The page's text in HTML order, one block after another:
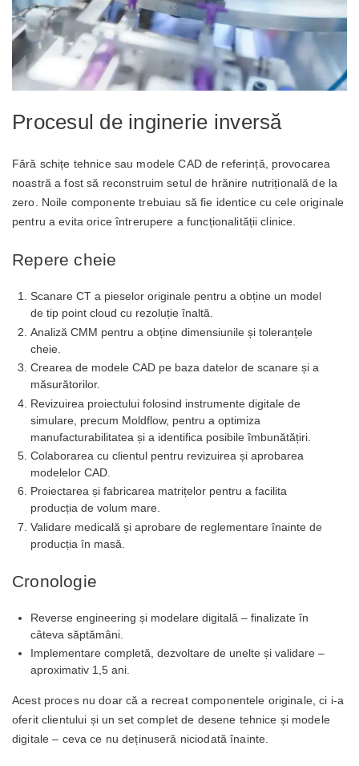
Procesul de inginerie inversă
Fără schițe tehnice sau modele CAD de referință, provocarea
noastră a fost să reconstruim setul de hrănire nutrițională de la
zero. Noile componente trebuiau să fie identice cu cele originale
pentru a evita orice întrerupere a funcționalității clinice.
Repere cheie
Scanare CT a pieselor originale pentru a obține un model
de tip point cloud cu rezoluție înaltă.
Analiză CMM pentru a obține dimensiunile și toleranțele
cheie.
Crearea de modele CAD pe baza datelor de scanare și a
măsurătorilor.
Revizuirea proiectului folosind instrumente digitale de
simulare, precum Moldflow, pentru a optimiza
manufacturabilitatea și a identifica posibile îmbunătățiri.
Colaborarea cu clientul pentru revizuirea și aprobarea
modelelor CAD.
Proiectarea și fabricarea matrițelor pentru a facilita
producția de volum mare.
Validare medicală și aprobare de reglementare înainte de
producția în masă.
Cronologie
Reverse engineering și modelare digitală – finalizate în
câteva săptămâni.
Implementare completă, dezvoltare de unelte și validare –
aproximativ 1,5 ani.
Acest proces nu doar că a recreat componentele originale, ci i-a
oferit clientului și un set complet de desene tehnice și modele
digitale – ceva ce nu deținuseră niciodată înainte.